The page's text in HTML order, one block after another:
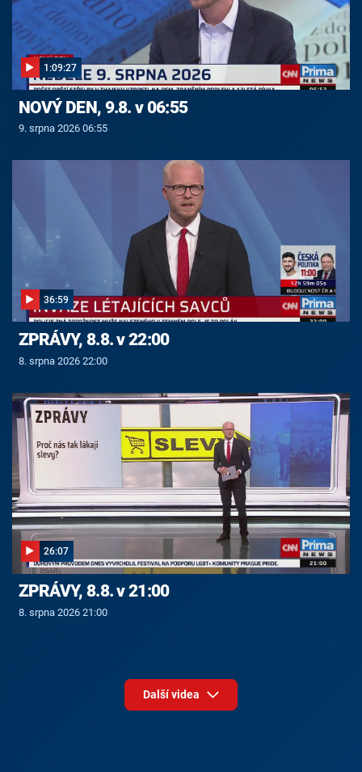
1:09:27
NOVÝ DEN, 9.8. v 06:55
9. srpna 2026 06:55
36:59
ZPRÁVY, 8.8. v 22:00
8. srpna 2026 22:00
26:07
ZPRÁVY, 8.8. v 21:00
8. srpna 2026 21:00
Další videa